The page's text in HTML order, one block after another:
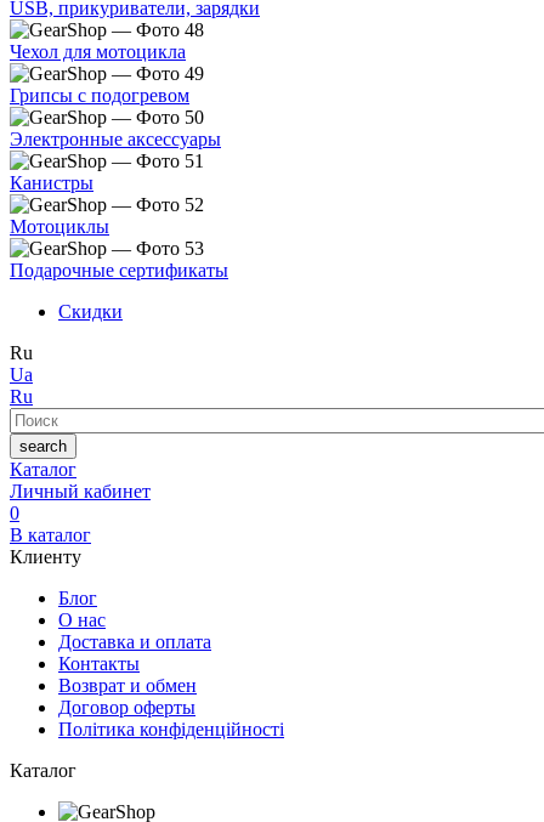
USB, прикуриватели, зарядки
Чехол для мотоцикла
Грипсы с подогревом
Электронные аксессуары
Канистры
Мотоциклы
Подарочные сертификаты
Скидки
Ru
Ua
Ru
Поиск
search
Каталог
Личный кабинет
0
В каталог
Клиенту
Блог
О нас
Доставка и оплата
Контакты
Возврат и обмен
Договор оферты
Політика конфіденційності
Каталог